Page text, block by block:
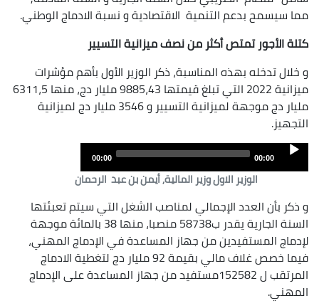
مما سيسمح بدعم التنمية الاقتصادية و نسبة الادماج الوطني.
كتلة الأجور تمتص أكثر من نصف ميزانية التسيير
و خلال تدخله بهذه المناسبة، ذكر الوزير الأول بأهم مؤشرات
ميزانية 2022 التي تبلغ قيمتها 9885،43 مليار دج، منها 6311،5
مليار دج موجهة لميزانية التسيير و 3546 مليار دج لميزانية
التجهيز.
Audio
Player
00:00
00:00
الوزير الاول وزير المالية, أيمن بن عبد الرحمان
و ذكر بأن العدد الإجمالي لمناصب الشغل التي سيتم تعبئتها
السنة الجارية يقدر ب58738 منصبا، منها 38 بالمائة موجهة
لإدماج المستفيدين من جهاز المساعدة في الإدماج المهني،
فيما خصص غلاف مالي بقيمة 92 مليار دج لتغطية الادماج
المرتقب ل 152582مستفيد من جهاز المساعدة على الإدماج
المهني.